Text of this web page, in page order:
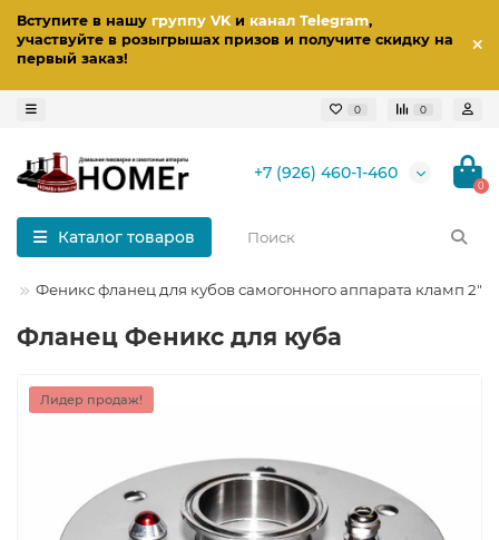
Вступите в нашу группу VKи канал Telegram,
участвуйте в розыгрышах призов и получите скидку на
первый заказ!
0 0
+7 (926) 460-1-460
0
Каталог товаров
Феникс фланец для кубов самогонного аппарата кламп 2"
Фланец Феникс для куба
Лидер продаж!